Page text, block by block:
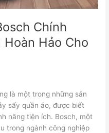
Chính
Hoàn Hảo Cho
là một trong những sản
sấy quần áo, được biết
năng tiện ích. Bosch, một
trong ngành công nghiệp